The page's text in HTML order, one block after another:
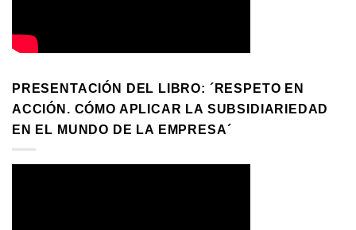
PRESENTACIÓN DEL LIBRO: ´RESPETO EN
ACCIÓN. CÓMO APLICAR LA SUBSIDIARIEDAD
EN EL MUNDO DE LA EMPRESA´